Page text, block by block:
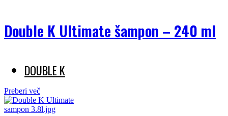
Double K Ultimate šampon – 240 ml
DOUBLE K
Preberi več